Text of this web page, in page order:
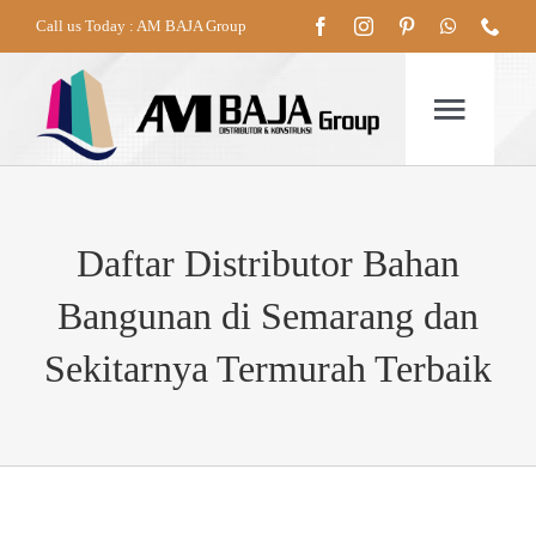
Call us Today : AM BAJA Group
TENTANG
PRODUK
LAYANAN
Daftar Distributor Bahan
Bangunan di Semarang dan
Sekitarnya Termurah Terbaik